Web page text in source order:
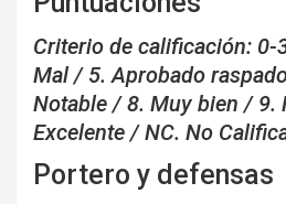
Criterio de calificación: 0-
Mal / 5. Aprobado
Notable / 8. Muy bien / 9.
Excelente / NC. No
Portero y defensas